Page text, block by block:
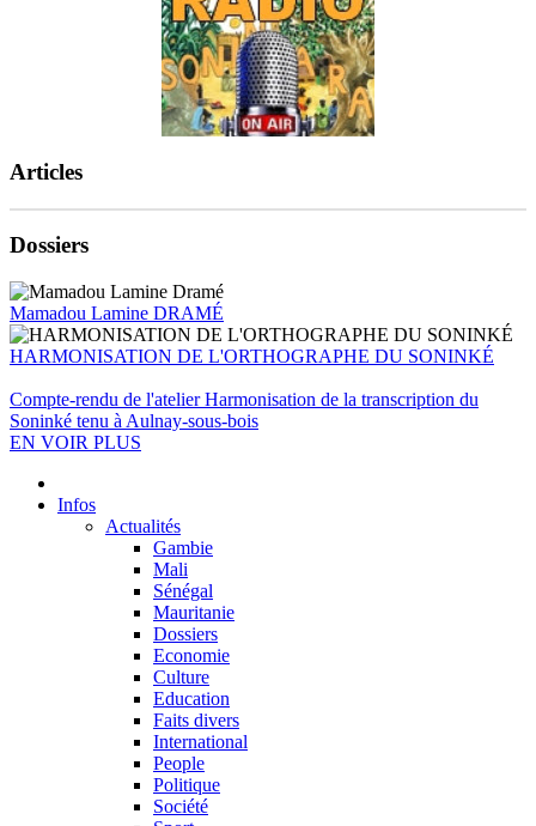
Articles
Dossiers
Mamadou Lamine DRAMÉ
HARMONISATION DE L'ORTHOGRAPHE DU SONINKÉ
Compte-rendu de l'atelier Harmonisation de la transcription du
Soninké tenu à Aulnay-sous-bois
EN VOIR PLUS
Infos
Actualités
Gambie
Mali
Sénégal
Mauritanie
Dossiers
Economie
Culture
Education
Faits divers
International
People
Politique
Société